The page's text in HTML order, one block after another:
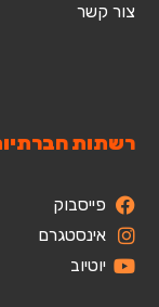
צור קשר
רשתות
פייסבוק
אינסטגרם
יוטיוב